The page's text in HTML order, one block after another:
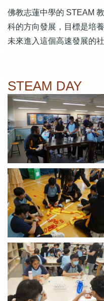
佛教志蓮中學的 STEAM
科的方向發展，目標是培
未來進入這個高速發展的
STEAM DAY